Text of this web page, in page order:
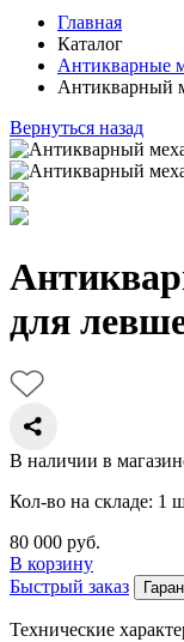
Главная
Каталог
Антикварные
Антикварный
Вернуться назад
для
В наличии в
Кол-во на складе: 1
80 000 руб.
В корзину
Быстрый заказ
Технические